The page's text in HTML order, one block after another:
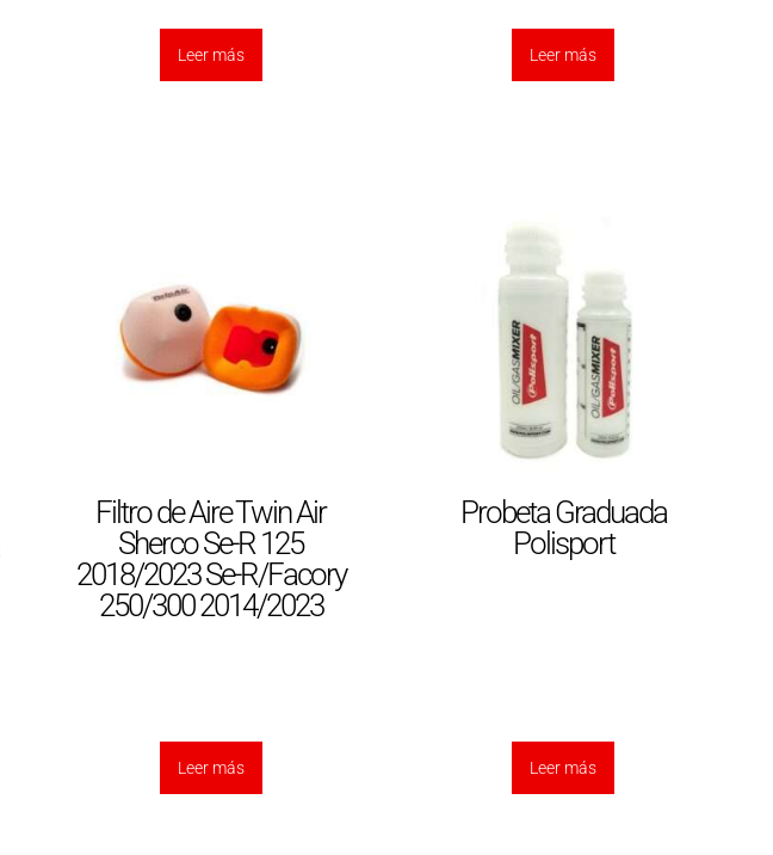
Leer más Leer más
Filtro de Aire Twin Air
Sherco Se-R 125
2018/2023 Se-R/Facory
250/300 2014/2023
Leer más
Probeta Graduada
Polisport
Leer más